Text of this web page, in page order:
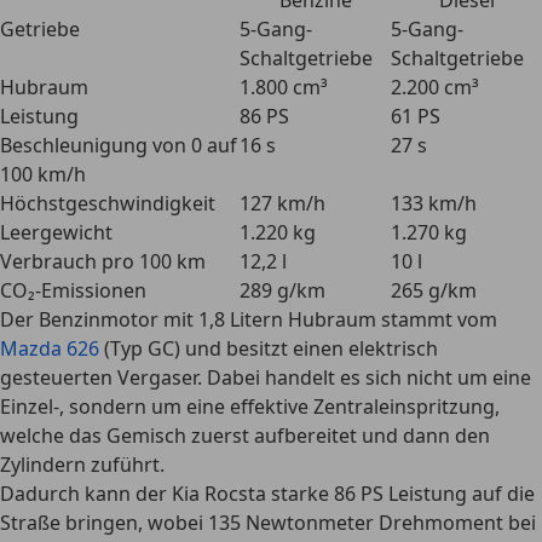
Getriebe
5-Gang-
Schaltgetriebe
5-Gang-
Schaltgetriebe
Hubraum
1.800 cm³
2.200 cm³
Leistung
86 PS
61 PS
Beschleunigung von 0 auf
100 km/h
16 s 27 s
Höchstgeschwindigkeit 127 km/h
133 km/h
Leergewicht
1.220 kg
1.270 kg
Verbrauch pro 100 km
12,2 l
10 l
CO₂-Emissionen
289 g/km
265 g/km
Der Benzinmotor mit 1,8 Litern Hubraum stammt vom
Mazda 626(Typ GC) und besitzt einen elektrisch
gesteuerten Vergaser. Dabei handelt es sich nicht um eine
Einzel-, sondern um eine effektive Zentraleinspritzung,
welche das Gemisch zuerst aufbereitet und dann den
Zylindern zuführt.
Dadurch kann der Kia Rocsta starke 86 PS Leistung auf die
Straße bringen, wobei 135 Newtonmeter Drehmoment bei